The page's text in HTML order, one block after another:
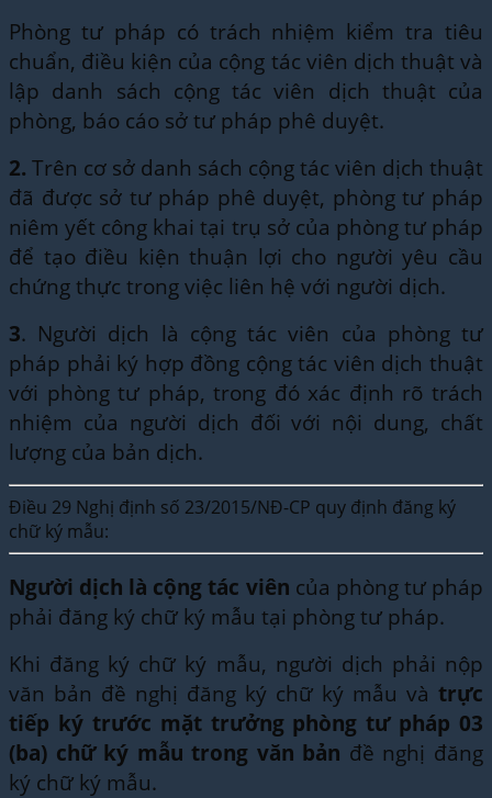
Phòng tư pháp có trách nhiệm kiểm tra tiêu
chuẩn, điều kiện của cộng tác viên dịch thuật và
lập danh sách cộng tác viên dịch thuật của
phòng, báo cáo sở tư pháp phê duyệt.
2. Trên cơ sở danh sách cộng tác viên dịch thuật
đã được sở tư pháp phê duyệt, phòng tư pháp
niêm yết công khai tại trụ sở của phòng tư pháp
để tạo điều kiện thuận lợi cho người yêu cầu
chứng thực trong việc liên hệ với người dịch.
3. Người dịch là cộng tác viên của phòng tư
pháp phải ký hợp đồng cộng tác viên dịch thuật
với phòng tư pháp, trong đó xác định rõ trách
nhiệm của người dịch đối với nội dung, chất
lượng của bản dịch.
Điều 29 Nghị định số 23/2015/NĐ-CP quy định đăng ký
chữ ký mẫu:
Người dịch là cộng tác viên của phòng tư pháp
phải đăng ký chữ ký mẫu tại phòng tư pháp.
Khi đăng ký chữ ký mẫu, người dịch phải nộp
văn bản đề nghị đăng ký chữ ký mẫu và trực
tiếp ký trước mặt trưởng phòng tư pháp 03
(ba) chữ ký mẫu trong văn bản đề nghị đăng
ký chữ ký mẫu.